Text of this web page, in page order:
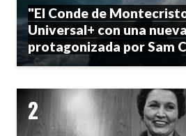
"El Conde de
Universal+ con una
protagonizada por Sam